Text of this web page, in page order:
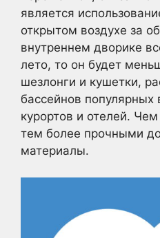
является
открытом воздухе за
внутреннем дворике
лето, то он будет
шезлонги и кушетки,
бассейнов популярных
курортов и отелей.
тем более прочными
материалы.